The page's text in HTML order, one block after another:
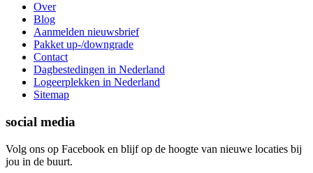
Over
Blog
Aanmelden nieuwsbrief
Pakket up-/downgrade
Contact
Dagbestedingen in Nederland
Logeerplekken in Nederland
Sitemap
social media
Volg ons op Facebook en blijf op de hoogte van nieuwe locaties bij
jou in de buurt.